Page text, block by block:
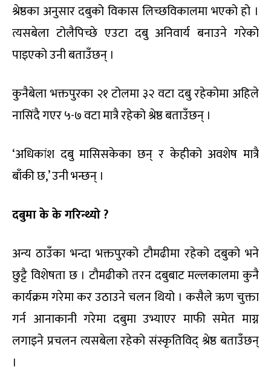
श्रेष्ठका अनुसार दबुको विकास लिच्छविकालमा भएको हो ।
त्यसबेला टोलैपिच्छे एउटा दबु अनिवार्य बनाउने गरेको
पाइएको उनी बताउँछन् ।
कुनैबेला भक्तपुरका २१ टोलमा ३२ वटा दबु रहेकोमा अहिले
नासिंदै गएर ५-७ वटा मात्रै रहेको श्रेष्ठ बताउँछन् ।
‘अधिकांश दबु मासिसकेका छन् र केहीको अवशेष मात्रै
बाँकी छ,’ उनी भन्छन् ।
दबुमा के के गरिन्थ्यो ?
अन्य ठाउँका भन्दा भक्तपुरको टौमढीमा रहेको दबुको भने
छुट्टै विशेषता छ । टौमढीको तरन दबुबाट मल्लकालमा कुनै
कार्यक्रम गरेमा कर उठाउने चलन थियो । कसैले ऋण चुक्ता
गर्न आनाकानी गरेमा दबुमा उभ्याएर माफी समेत माग्न
लगाइने प्रचलन त्यसबेला रहेको संस्कृतिविद् श्रेष्ठ बताउँछन्
।